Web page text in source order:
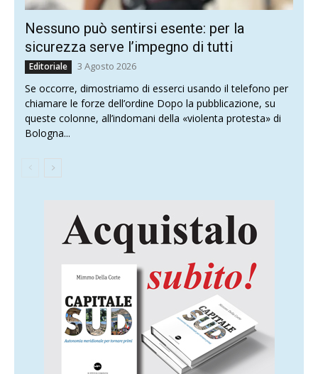
Nessuno può sentirsi esente: per la
sicurezza serve l’impegno di tutti
Editoriale 3 Agosto 2026
Se occorre, dimostriamo di esserci usando il telefono per
chiamare le forze dell’ordine Dopo la pubblicazione, su
queste colonne, all’indomani della «violenta protesta» di
Bologna...